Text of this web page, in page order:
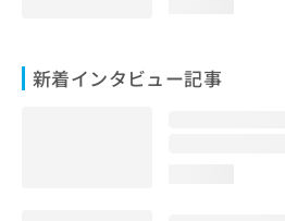
新着インタビュー記事